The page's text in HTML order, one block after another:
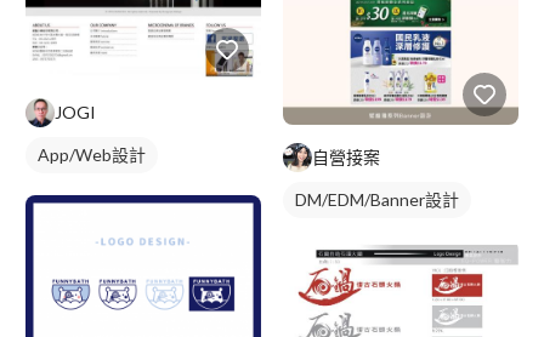
JOGI
App/Web設計 自營接案
DM/EDM/Banner設計